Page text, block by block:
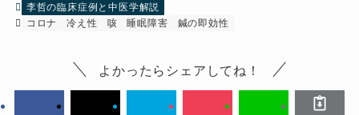
李哲の臨床症例と中医学解説
コロナ
冷え性 咳 睡眠障害 鍼の即効性
よかったらシェアしてね！